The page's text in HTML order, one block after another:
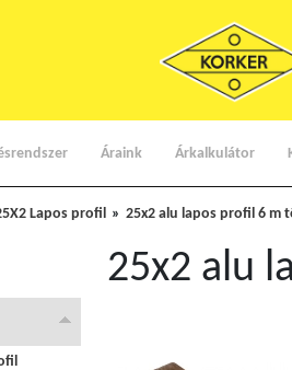
Áraink Árkalkulátor
Lapos profil 25x2 alu lapos profil 6 m
25x2 alu